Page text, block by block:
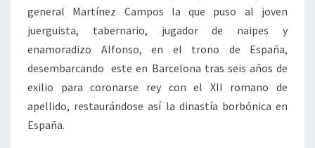
general Martínez Campos la que puso al joven
juerguista, tabernario, jugador de naipes y
enamoradizo Alfonso, en el trono de España,
desembarcando este en Barcelona tras seis años de
exilio para coronarse rey con el XII romano de
apellido, restaurándose así la dinastía borbónica en
España.